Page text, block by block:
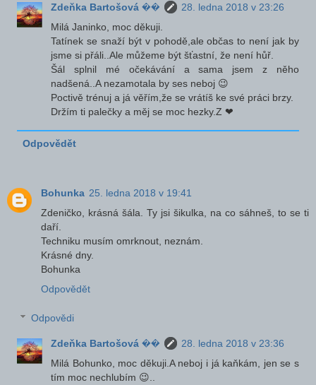
Zdeňka Bartošová ��
28. ledna 2018 v 23:26
Milá Janinko, moc děkuji.
Tatínek se snaží být v pohodě,ale občas to není jak by
jsme si přáli..Ale můžeme být šťastní, že není hůř.
Šál splnil mé očekávání a sama jsem z něho
nadšená..A nezamotala by ses neboj 😉
Poctivě trénuj a já věřím,že se vrátíš ke své práci brzy.
Držím ti palečky a měj se moc hezky.Z ❤
Odpovědět
Bohunka 25. ledna 2018 v 19:41
Zdeničko, krásná šála. Ty jsi šikulka, na co sáhneš, to se ti
daří.
Techniku musím omrknout, neznám.
Krásné dny.
Bohunka
Odpovědět
Odpovědi
Zdeňka Bartošová ��
28. ledna 2018 v 23:36
Milá Bohunko, moc děkuji.A neboj i já kaňkám, jen se s
tím moc nechlubím 😉..